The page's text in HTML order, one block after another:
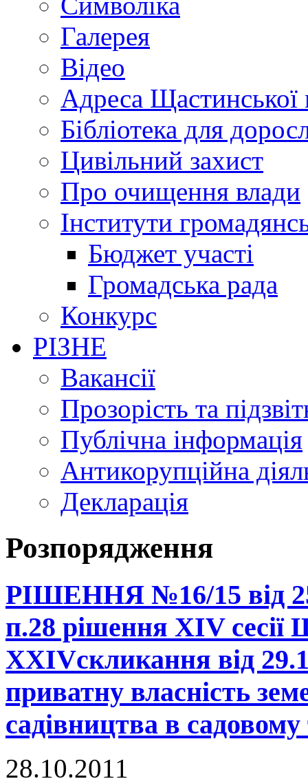
Галерея
Відео
Адреса Щастинської
Бібліотека для
Цивільний захист
Про очищення влади
Інститути
Бюджет участі
Громадська рада
Конкурс
РІЗНЕ
Вакансії
Прозорість та
Публічна інформація
Антикорупційна
Декларація
Розпорядження
РІШЕННЯ №16/15 від
п.28 рішення ХIV сесії
XXIVскликання від
приватну власність
садівництва в
28.10.2011